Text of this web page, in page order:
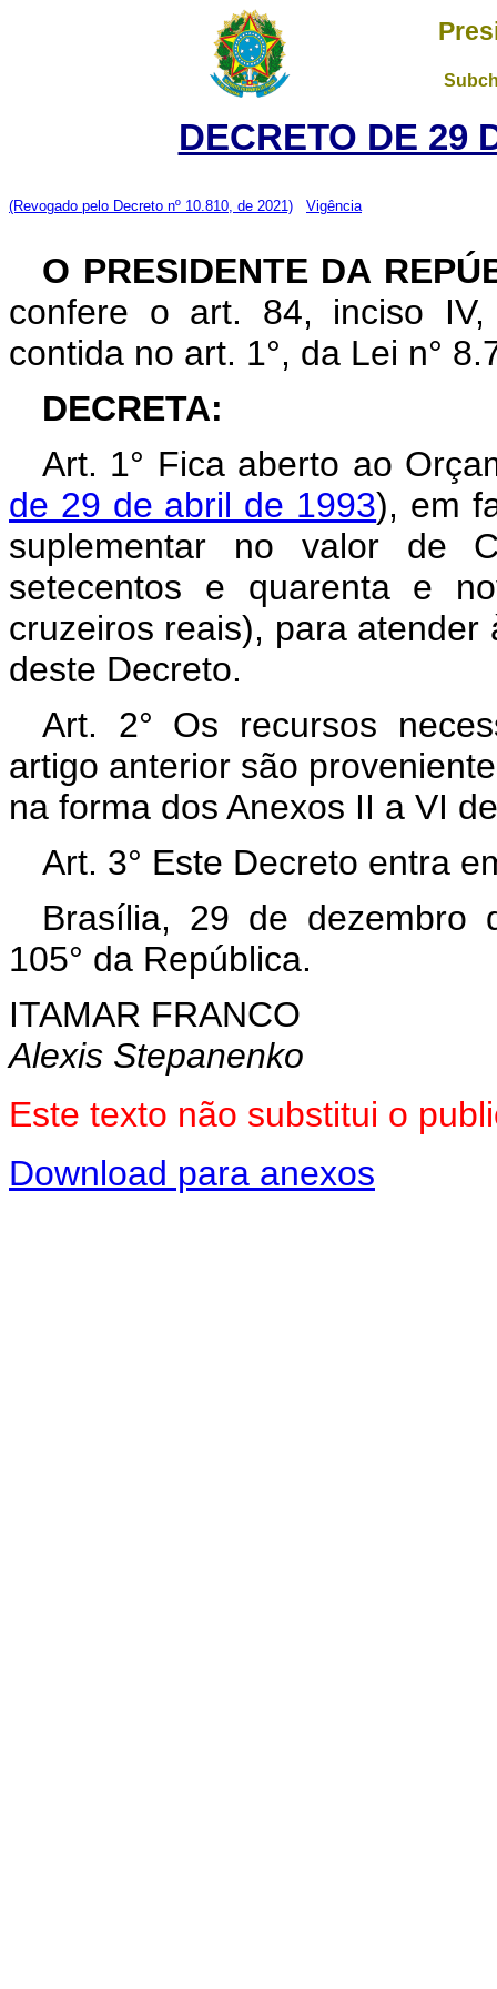
DECRETO DE 29
(Revogado pelo Decreto nº 10.810, de 2021) Vigência
O PRESIDENTE DA
confere o art. 84, inciso
contida no art. 1°, da Lei n°
DECRETA:
Art. 1° Fica aberto ao
de 29 de abril de 1993), em
suplementar no valor de
setecentos e quarenta e
cruzeiros reais), para
deste Decreto.
Art. 2° Os recursos
artigo anterior são
na forma dos Anexos II a VI
Art. 3° Este Decreto entra
Brasília, 29 de dezembro
105° da República.
ITAMAR FRANCO
Alexis Stepanenko
Este texto não substitui o
Download para anexos